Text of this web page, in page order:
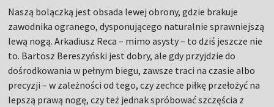
Naszą bolączką jest obsada lewej obrony, gdzie brakuje
zawodnika ogranego, dysponującego naturalnie sprawniejszą
lewą nogą. Arkadiusz Reca – mimo asysty – to dziś jeszcze nie
to. Bartosz Bereszyński jest dobry, ale gdy przyjdzie do
dośrodkowania w pełnym biegu, zawsze traci na czasie albo
precyzji – w zależności od tego, czy zechce piłkę przełożyć na
lepszą prawą nogę, czy też jednak spróbować szczęścia z